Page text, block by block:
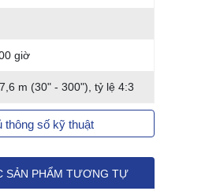
giờ
m (30" - 300"), tỷ lệ 4:3
thông số kỹ thuật
SẢN PHẨM TƯƠNG TỰ